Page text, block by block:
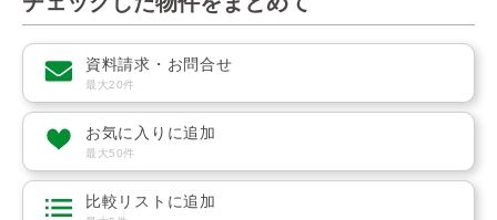
資料請求・お問合せ
最大20件
お気に入りに追加
最大50件
比較リストに追加